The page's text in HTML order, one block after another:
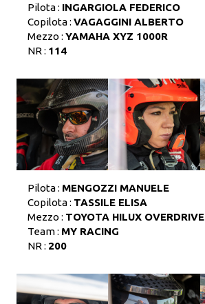
Pilota : INGARGIOLA FEDERICO
Copilota : VAGAGGINI ALBERTO
Mezzo : YAMAHA XYZ 1000R
NR : 114
Pilota : MENGOZZI MANUELE
Copilota : TASSILE ELISA
Mezzo : TOYOTA HILUX OVERDRIVE
Team : MY RACING
NR : 200